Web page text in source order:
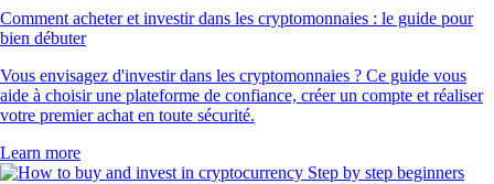
Comment acheter et investir dans les cryptomonnaies : le guide pour
bien débuter
Vous envisagez d'investir dans les cryptomonnaies ? Ce guide vous
aide à choisir une plateforme de confiance, créer un compte et réaliser
votre premier achat en toute sécurité.
Learn more